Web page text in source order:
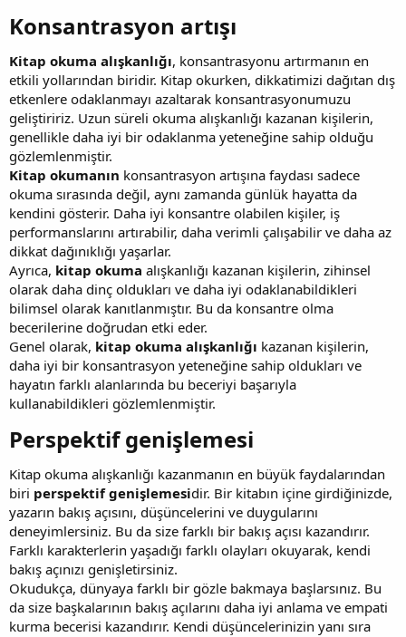
Konsantrasyon artışı​
Kitap okuma alışkanlığı, konsantrasyonu artırmanın en
etkili yollarından biridir. Kitap okurken, dikkatimizi dağıtan dış
etkenlere odaklanmayı azaltarak konsantrasyonumuzu
geliştiririz. Uzun süreli okuma alışkanlığı kazanan kişilerin,
genellikle daha iyi bir odaklanma yeteneğine sahip olduğu
gözlemlenmiştir.
Kitap okumanın konsantrasyon artışına faydası sadece
okuma sırasında değil, aynı zamanda günlük hayatta da
kendini gösterir. Daha iyi konsantre olabilen kişiler, iş
performanslarını artırabilir, daha verimli çalışabilir ve daha az
dikkat dağınıklığı yaşarlar.
Ayrıca, kitap okuma alışkanlığı kazanan kişilerin, zihinsel
olarak daha dinç oldukları ve daha iyi odaklanabildikleri
bilimsel olarak kanıtlanmıştır. Bu da konsantre olma
becerilerine doğrudan etki eder.
Genel olarak, kitap okuma alışkanlığı kazanan kişilerin,
daha iyi bir konsantrasyon yeteneğine sahip oldukları ve
hayatın farklı alanlarında bu beceriyi başarıyla
kullanabildikleri gözlemlenmiştir.
Perspektif genişlemesi​
Kitap okuma alışkanlığı kazanmanın en büyük faydalarından
biri perspektif genişlemesidir. Bir kitabın içine girdiğinizde,
yazarın bakış açısını, düşüncelerini ve duygularını
deneyimlersiniz. Bu da size farklı bir bakış açısı kazandırır.
Farklı karakterlerin yaşadığı farklı olayları okuyarak, kendi
bakış açınızı genişletirsiniz.
Okudukça, dünyaya farklı bir gözle bakmaya başlarsınız. Bu
da size başkalarının bakış açılarını daha iyi anlama ve empati
kurma becerisi kazandırır. Kendi düşüncelerinizin yanı sıra